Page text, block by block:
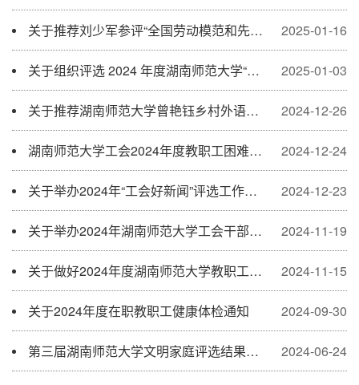
2025-01-16
关于推荐刘少军参评“全国劳动模范和先进工作者”的公示
2025-01-03
关于组织评选 2024 年度湖南师范大学“部门工会工作先进单位”“部门工会单项工作先进单位”“优秀工会干部”“工会积极分子”的通知
2024-12-26
关于推荐湖南师范大学曾艳钰乡村外语教育创新工作室申报2024年湖南省总工会重点支持的劳模和工匠人才创新工作室的公示
2024-12-24
湖南师范大学工会2024年度教职工困难补助评审结果公示
2024-12-23
关于举办2024年“工会好新闻”评选工作的通知
2024-11-19
关于举办2024年湖南师范大学工会干部培训班的通知
2024-11-15
关于做好2024年度湖南师范大学教职工困难补助工作的通知
2024-09-30
关于2024年度在职教职工健康体检通知
2024-06-24
第三届湖南师范大学文明家庭评选结果公示